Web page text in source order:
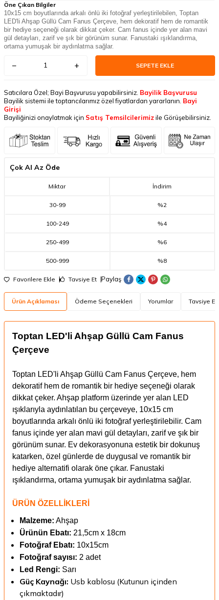
Öne Çıkan Bilgiler
10x15 cm boyutlarında arkalı önlü iki fotoğraf yerleştirilebilen, Toptan
LED'li Ahşap Güllü Cam Fanus Çerçeve, hem dekoratif hem de romantik
bir hediye seçeneği olarak dikkat çeker. Cam fanus içinde yer alan mavi
gül detayları, zarif ve şık bir görünüm sunar. Fanustaki ışıklandırma,
ortama yumuşak bir aydınlatma sağlar.
SEPETE EKLE
Satıcılara Özel; Bayi Başvurusu yapabilirsiniz. Bayilik Başvurusu
Bayilik sistemi ile toptancılarımız özel fiyatlardan yararlanın. Bayi
Girişi
Bayiliğinizi onaylatmak için Satış Temsilcilerimizile Görüşebilirsiniz.
Çok Al Az Öde
Miktar İndirim
30-99 %2
100-249 %4
250-499 %6
500-999 %8
Favorilere Ekle Tavsiye Et Paylaş
Ürün Açıklaması Ödeme Seçenekleri Yorumlar Tavsiye Et
Toptan LED'li Ahşap Güllü Cam Fanus
Çerçeve
Toptan LED'li Ahşap Güllü Cam Fanus Çerçeve, hem
dekoratif hem de romantik bir hediye seçeneği olarak
dikkat çeker. Ahşap platform üzerinde yer alan LED
ışıklarıyla aydınlatılan bu çerçeveye, 10x15 cm
boyutlarında arkalı önlü iki fotoğraf yerleştirilebilir. Cam
fanus içinde yer alan mavi gül detayları, zarif ve şık bir
görünüm sunar. Ev dekorasyonuna estetik bir dokunuş
katarken, özel günlerde de duygusal ve romantik bir
hediye alternatifi olarak öne çıkar. Fanustaki
ışıklandırma, ortama yumuşak bir aydınlatma sağlar.
ÜRÜN ÖZELLİKLERİ
Malzeme: Ahşap
Ürünün Ebatı: 21,5cm x 18cm
Fotoğraf Ebatı: 10x15cm
Fotoğraf sayısı: 2 adet
Led Rengi: Sarı
Güç Kaynağı: Usb kablosu (Kutunun içinden
çıkmaktadır)